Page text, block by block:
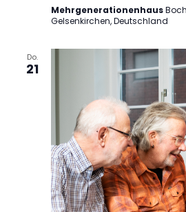
Mehrgenerationenhaus
Gelsenkirchen, Deutschland
Do.
21